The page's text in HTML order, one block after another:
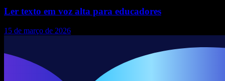
Ler texto em voz alta para educadores
15 de março de 2026